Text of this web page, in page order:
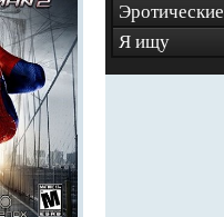
Эротические
Я ищу